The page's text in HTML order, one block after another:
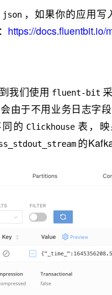
json ，如果你的应用写
https://docs.fluentbit.io/
我们使用 fluent-bit
由于不用业务日志字
的 Clickhouse 表，
的